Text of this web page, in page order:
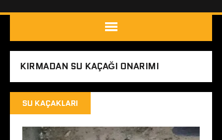
KIRMADAN SU KAÇAĞI ONARIMI
SU KAÇAKLARI